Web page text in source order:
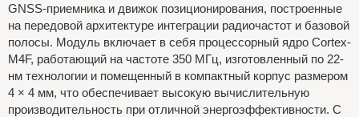
GNSS-приемника и движок позиционирования, построенные
на передовой архитектуре интеграции радиочастот и базовой
полосы. Модуль включает в себя процессорный ядро Cortex-
M4F, работающий на частоте 350 МГц, изготовленный по 22-
нм технологии и помещенный в компактный корпус размером
4 × 4 мм, что обеспечивает высокую вычислительную
производительность при отличной энергоэффективности. С